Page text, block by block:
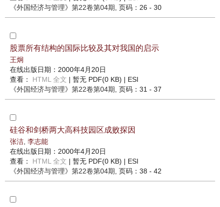
《外国经济与管理》 第22卷第04期 , 页码：26 - 30
股票所有结构的国际比较及其对我国的启示
王炯
在线出版日期：2000年4月20日
查看： HTML 全文 | 暂无 PDF(0 KB) | ESI
《外国经济与管理》 第22卷第04期 , 页码：31 - 37
硅谷和剑桥两大高科技园区成败探因
张洁 李志能
在线出版日期：2000年4月20日
查看： HTML 全文 | 暂无 PDF(0 KB) | ESI
《外国经济与管理》 第22卷第04期 , 页码：38 - 42